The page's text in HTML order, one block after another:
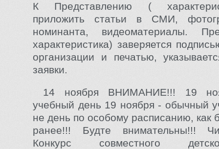
К Представлению (
приложить статьи в СМИ,
номинанта, видеоматериалы.
характеристика) заверяется
организации и печатью,
заявки.
14 ноября ВНИМАНИЕ!!! 19
учебный день 19 ноября - обычный
не день по особому расписанию, как
ранее!!! Будте внимательны!!!
Конкурс совместного детско-